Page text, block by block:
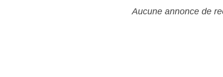
Aucune annonce de